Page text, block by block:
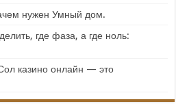
нужен Умный дом.
где фаза, а где ноль:
казино онлайн — это